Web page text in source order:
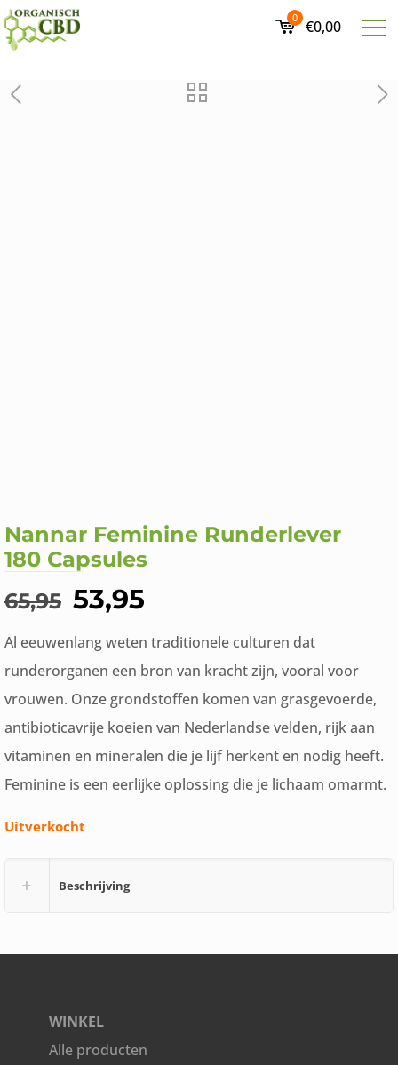
0 €0,00
Nannar Feminine Runderlever
180 Capsules
65,95 Oorspronkelijke
was:
€65,95.
53,95
is:
€53,95.
Al eeuwenlang weten traditionele culturen dat
runderorganen een bron van kracht zijn, vooral voor
vrouwen. Onze grondstoffen komen van grasgevoerde,
antibioticavrije koeien van Nederlandse velden, rijk aan
vitaminen en mineralen die je lijf herkent en nodig heeft.
Feminine is een eerlijke oplossing die je lichaam omarmt.
Uitverkocht
Beschrijving
WINKEL
Alle producten